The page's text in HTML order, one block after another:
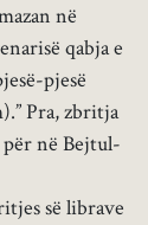
në
qabja e
pjesë
Pra, zbritja
në Bejtul-
së librave